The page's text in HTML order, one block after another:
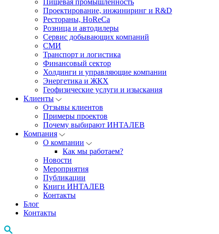
Пищевая промышленность
Проектирование, инжиниринг и R&D
Рестораны, HoReCa
Розница и автодилеры
Сервис добывающих компаний
СМИ
Транспорт и логистика
Финансовый сектор
Холдинги и управляющие компании
Энергетика и ЖКХ
Геофизические услуги и изыскания
Клиенты
Отзывы клиентов
Примеры проектов
Почему выбирают ИНТАЛЕВ
Компания
О компании
Как мы работаем?
Новости
Мероприятия
Публикации
Книги ИНТАЛЕВ
Контакты
Блог
Контакты